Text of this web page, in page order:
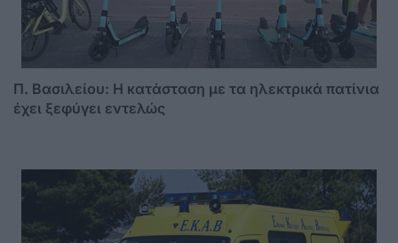
Π. Βασιλείου: Η κατάσταση με τα ηλεκτρικά πατίνια
έχει ξεφύγει εντελώς